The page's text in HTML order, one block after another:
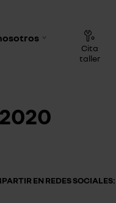
Cita
taller
EN REDES SOCIALES: